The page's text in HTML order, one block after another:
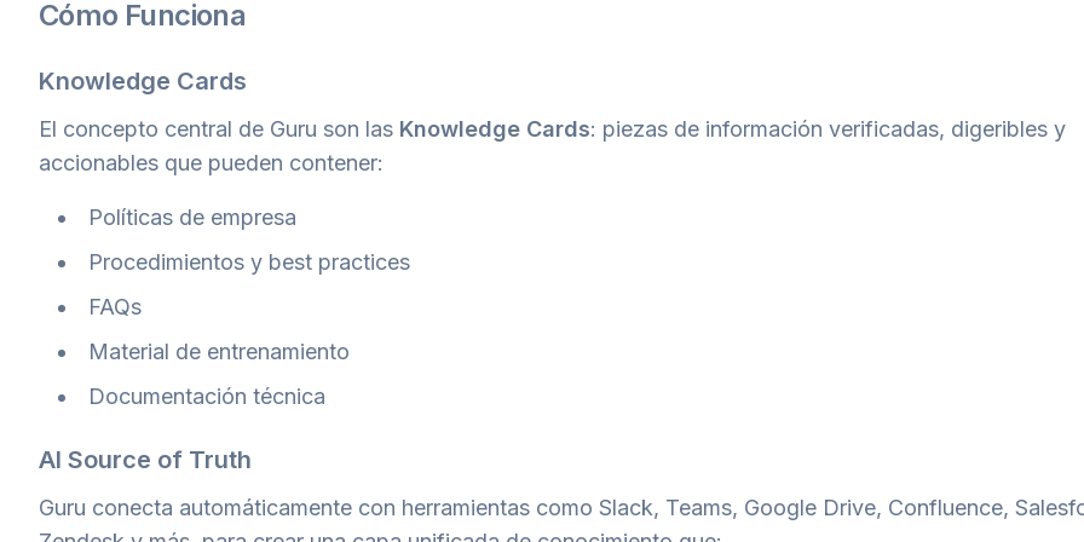
Cómo Funciona
Knowledge Cards
El concepto central de Guru son las Knowledge Cards: piezas de información verificadas, digeribles y
accionables que pueden contener:
Políticas de empresa
Procedimientos y best practices
FAQs
Material de entrenamiento
Documentación técnica
AI Source of Truth
Guru conecta automáticamente con herramientas como Slack, Teams, Google Drive, Confluence,